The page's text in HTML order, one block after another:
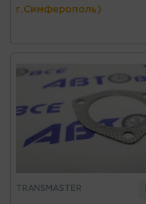
г.Симферополь)
TRANSMASTER